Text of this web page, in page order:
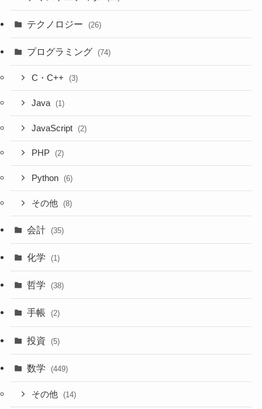
テクノロジー (26)
プログラミング (74)
C・C++ (3)
Java (1)
JavaScript (2)
PHP (2)
Python (6)
その他 (8)
会計 (35)
化学 (1)
哲学 (38)
手帳 (2)
投資 (5)
数学 (449)
その他 (14)